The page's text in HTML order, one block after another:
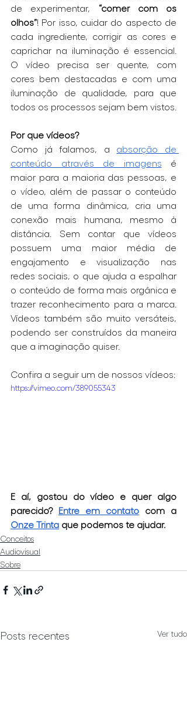
de experimentar, “comer com os
olhos”! Por isso, cuidar do aspecto de
cada ingrediente, corrigir as cores e
caprichar na iluminação é essencial.
O vídeo precisa ser quente, com
cores bem destacadas e com uma
iluminação de qualidade, para que
todos os processos sejam bem vistos.
Por que vídeos?
Como já falamos, a absorção de
conteúdo através de imagens é
maior para a maioria das pessoas, e
o vídeo, além de passar o conteúdo
de uma forma dinâmica, cria uma
conexão mais humana, mesmo à
distância. Sem contar que vídeos
possuem uma maior média de
engajamento e visualização nas
redes sociais, o que ajuda a espalhar
o conteúdo de forma mais orgânica e
trazer reconhecimento para a marca.
Vídeos também são muito versáteis,
podendo ser construídos da maneira
que a imaginação quiser.
Confira a seguir um de nossos vídeos:
https://vimeo.com/389055343
E aí, gostou do vídeo e quer algo
parecido? Entre em contato
Onze Trinta que podemos te ajudar.
Conceitos
Audiovisual
Sobre
Posts recentes Ver tudo